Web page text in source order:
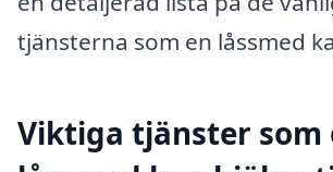
tjänsterna som en låssmed
Viktiga tjänster som